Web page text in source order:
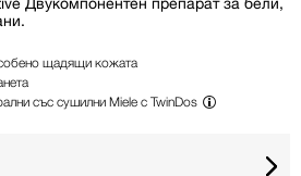
щадящи кожата
със сушилни Miele с TwinDos